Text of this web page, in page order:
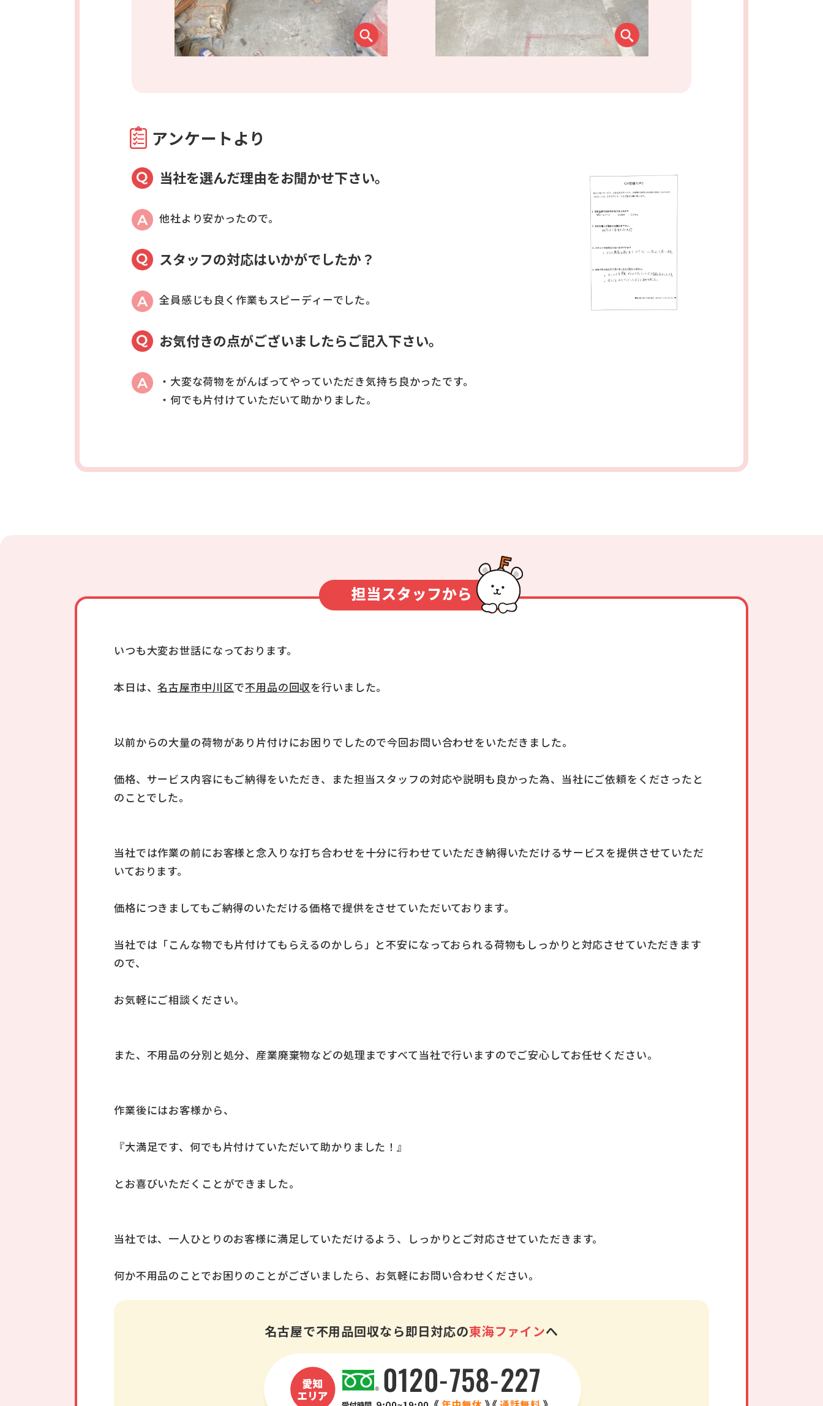
アンケートより
当社を選んだ理由をお聞かせ下さい。
他社より安かったので。
スタッフの対応はいかがでしたか？
全員感じも良く作業もスピーディーでした。
お気付きの点がございましたらご記入下さい。
・大変な荷物をがんばってやっていただき気持ち良かったです。
・何でも片付けていただいて助かりました。
いつも大変お世話になっております。
本日は、名古屋市中川区で不用品の回収を行いました。
以前からの大量の荷物があり片付けにお困りでしたので今回お問い合わせをいただきました。
価格、サービス内容にもご納得をいただき、また担当スタッフの対応や説明も良かった為、当社にご依頼をくださったと
のことでした。
当社では作業の前にお客様と念入りな打ち合わせを十分に行わせていただき納得いただけるサービスを提供させていただ
いております。
価格につきましてもご納得のいただける価格で提供をさせていただいております。
当社では「こんな物でも片付けてもらえるのかしら」と不安になっておられる荷物もしっかりと対応させていただきます
ので、
お気軽にご相談ください。
また、不用品の分別と処分、産業廃棄物などの処理まですべて当社で行いますのでご安心してお任せください。
作業後にはお客様から、
『大満足です、何でも片付けていただいて助かりました！』
とお喜びいただくことができました。
当社では、一人ひとりのお客様に満足していただけるよう、しっかりとご対応させていただきます。
何か不用品のことでお困りのことがございましたら、お気軽にお問い合わせください。
名古屋で不用品回収なら即日対応の東海ファインへ